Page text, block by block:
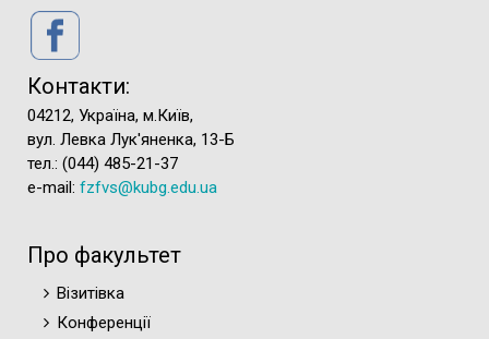
Контакти:
04212, Україна, м.Київ,
вул. Левка Лук'яненка, 13-Б
тел.: (044) 485-21-37
e-mail: fzfvs@kubg.edu.ua
Про факультет
Візитівка
Конференції